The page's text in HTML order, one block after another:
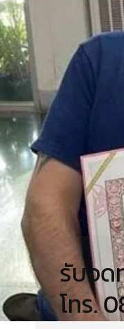
รับจด
โทร.